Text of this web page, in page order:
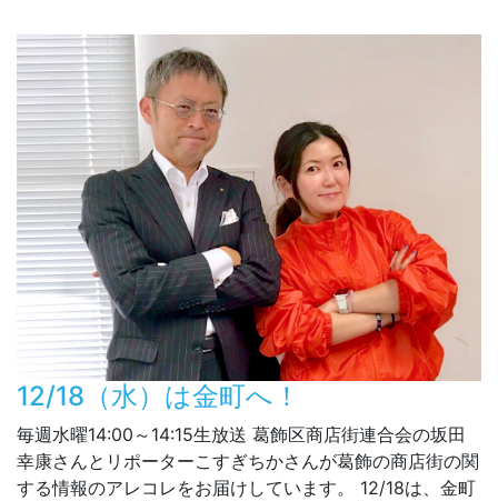
12/18（水）は金町へ！
毎週水曜14:00～14:15生放送 葛飾区商店街連合会の坂田
幸康さんとリポーターこすぎちかさんが葛飾の商店街の関
する情報のアレコレをお届けしています。 12/18は、金町